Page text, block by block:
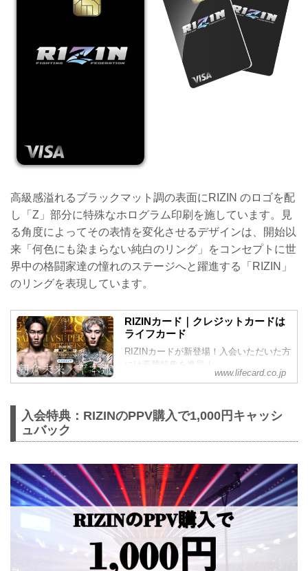
高級感溢れるブラックマット調の表面にRIZIN のロゴを配
し「Z」部分に特殊なホログラム印刷を施しています。見
る角度によってその表情を変化させるデザインは、開始以
来「何色にも染まらない純白のリング」をコンセプトに世
界中の格闘家達の憧れのステージへと躍進する「RIZIN」
のリングを表現しています。
RIZINカード｜クレジットカードは
ライフカード
RIZINカードが新登場！入会いただいた方
には豪華特典を進呈！
www.lifecard.co.jp
入会特典：RIZINのPPV購入で1,000円キャッシ
ュバック